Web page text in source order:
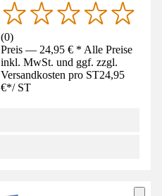
(0)
Preis — 24,95 € * Alle Preise
inkl. MwSt. und ggf. zzgl.
Versandkosten pro ST24,95
€*/ ST